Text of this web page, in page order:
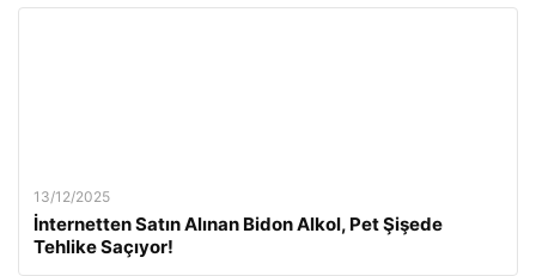
13/12/2025
İnternetten Satın Alınan Bidon Alkol, Pet Şişede
Tehlike Saçıyor!